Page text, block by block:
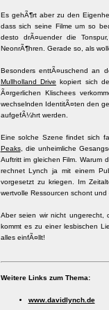
Es gehÃ¶rt aber zu den
dass sich seine Filme um so
desto drÃ¤uender die
NeonrÃ¶hren. Gerade so, als
Besonders enttÃ¤uschend an
Mullholland Drive kopiert sich
Ã¤rgerlichen Klischees
wechselnden IdentitÃ¤ten den
aufgefÃ¼hrt werden.
Eine solche Szene findet sich
Peaks, die unheimliche
Auftritt im gleichen Film. Warum
rechnet Lynch ja mit einem
vorgesetzt zu kriegen. Im
wertvolle Ressourcen schont
Aber seien wir nicht ungerecht,
kommt es zu einer lesbischen
alles einfÃ¤llt!
Weitere Links zum Thema:
www.davidlynch.de